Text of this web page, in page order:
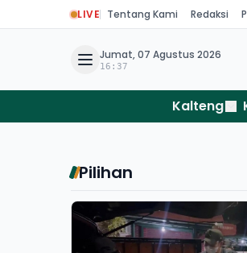
LIVE Tentang Kami Redaksi
Jumat, 07 Agustus 2026
16:37
Kalteng
Pilihan